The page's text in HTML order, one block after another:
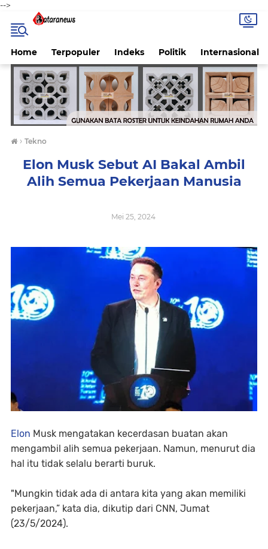
-->
Home Terpopuler Indeks Politik Internasional
› Tekno
Elon Musk Sebut AI Bakal Ambil
Alih Semua Pekerjaan Manusia
Mei 25, 2024
Elon Musk mengatakan kecerdasan buatan akan
mengambil alih semua pekerjaan. Namun, menurut dia
hal itu tidak selalu berarti buruk.
"Mungkin tidak ada di antara kita yang akan memiliki
pekerjaan,” kata dia, dikutip dari CNN, Jumat
(23/5/2024).